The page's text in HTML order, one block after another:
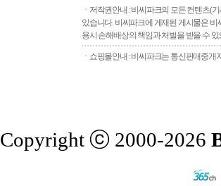
ㆍ저작권안내 : 비씨파크의 모든 컨텐츠(
있습니다. 비씨파크에 게재된 게시물은
용시 손해배상의 책임과 처벌을 받을 수
ㆍ쇼핑몰안내 : 비씨파크는 통신판매중개
Copyright ⓒ 2000-2026